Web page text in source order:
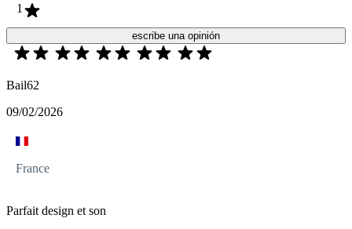
1
escribe una opinión
Bail62
09/02/2026
France
Parfait design et son